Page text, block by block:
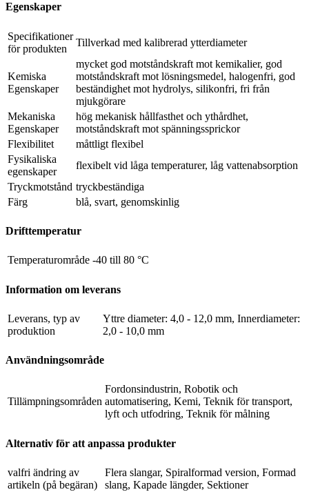
Egenskaper
Specifikationer
för produkten
Tillverkad med kalibrerad ytterdiameter
Kemiska
Egenskaper
mycket god motståndskraft mot kemikalier, god
motståndskraft mot lösningsmedel, halogenfri, god
beständighet mot hydrolys, silikonfri, fri från
mjukgörare
Mekaniska
Egenskaper
hög mekanisk hållfasthet och ythårdhet,
motståndskraft mot spänningssprickor
Flexibilitet
måttligt flexibel
Fysikaliska
egenskaper
flexibelt vid låga temperaturer, låg vattenabsorption
Tryckmotstånd tryckbeständiga
Färg
blå, svart, genomskinlig
Drifttemperatur
Temperaturområde -40 till 80 °C
Information om leverans
Leverans, typ av
produktion
Yttre diameter: 4,0 - 12,0 mm, Innerdiameter:
2,0 - 10,0 mm
Användningsområde
Tillämpningsområden
Fordonsindustrin, Robotik och
automatisering, Kemi, Teknik för transport,
lyft och utfodring, Teknik för målning
Alternativ för att anpassa produkter
valfri ändring av
artikeln (på begäran)
Flera slangar, Spiralformad version, Formad
slang, Kapade längder, Sektioner